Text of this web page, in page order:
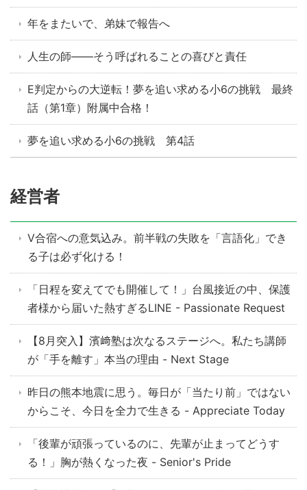
年をまたいで、弟妹で報告へ
人生の師——そう呼ばれることの喜びと責任
E判定からの大逆転！夢を追い求める小6の挑戦 最終
話（第1章）附属中合格！
夢を追い求める小6の挑戦 第4話
経営者
V合宿への意気込み。前半戦の失敗を「言語化」でき
る子は必ず化ける！
「日程を変えてでも開催して！」台風接近の中、保護
者様から届いた熱すぎるLINE - Passionate Request
【8月突入】濱﨑塾は次なるステージへ。私たち講師
が「手を離す」本当の理由 - Next Stage
昨日の熊本地震に思う。毎日が「当たり前」ではない
からこそ、今日を全力で生きる - Appreciate Today
「後輩が頑張っているのに、先輩が止まってどうす
る！」胸が熱くなった夜 - Senior's Pride